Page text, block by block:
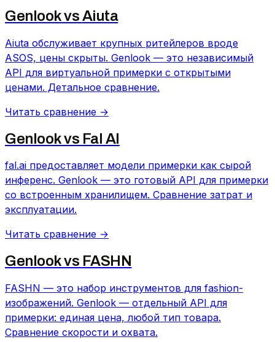
Genlook vsAiuta
Aiuta обслуживает крупных ритейлеров вроде
ASOS, цены скрыты. Genlook — это независимый
API для виртуальной примерки с открытыми
ценами. Детальное сравнение.
Читать сравнение →
Genlook vs Fal AI
fal.ai предоставляет модели примерки как сырой
инференс. Genlook — это готовый API для примерки
со встроенным хранилищем. Сравнение затрат и
эксплуатации.
Читать сравнение →
Genlook vs FASHN
FASHN — это набор инструментов для fashion-
изображений. Genlook — отдельный API для
примерки: единая цена, любой тип товара.
Сравнение скорости и охвата.